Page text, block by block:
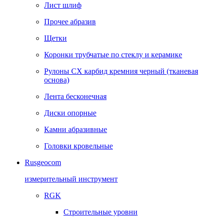
Лист шлиф
Прочее абразив
Щетки
Коронки трубчатые по стеклу и керамике
Рулоны CX карбид кремния черный (тканевая
основа)
Лента бесконечная
Диски опорные
Камни абразивные
Головки кровельные
Rusgeocom
измерительный инструмент
RGK
Строительные уровни